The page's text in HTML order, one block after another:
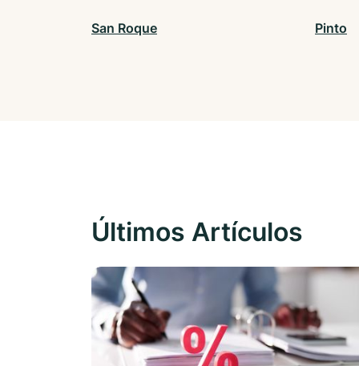
San Roque Pinto
Últimos Artículos